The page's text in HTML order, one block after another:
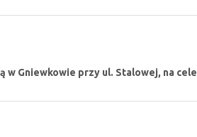
w Gniewkowie przy ul. Stalowej, na cele